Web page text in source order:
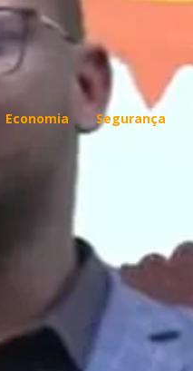
Economia Segurança